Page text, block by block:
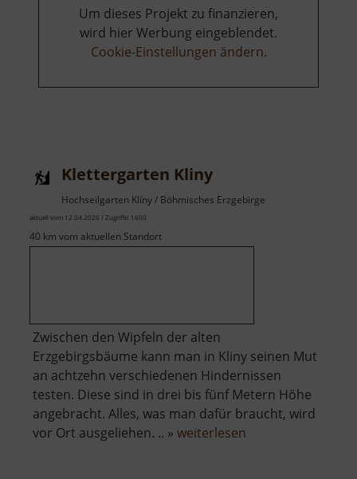
Um dieses Projekt zu finanzieren,
wird hier Werbung eingeblendet.
Cookie-Einstellungen ändern.
Klettergarten Kliny
Hochseilgarten Klíny / Böhmisches Erzgebirge
aktuell vom 12.04.2026 / Zugriffe: 1600
40 km vom aktuellen Standort
Zwischen den Wipfeln der alten
Erzgebirgsbäume kann man in Kliny seinen Mut
an achtzehn verschiedenen Hindernissen
testen. Diese sind in drei bis fünf Metern Höhe
angebracht. Alles, was man dafür braucht, wird
vor Ort ausgeliehen. .. » weiterlesen